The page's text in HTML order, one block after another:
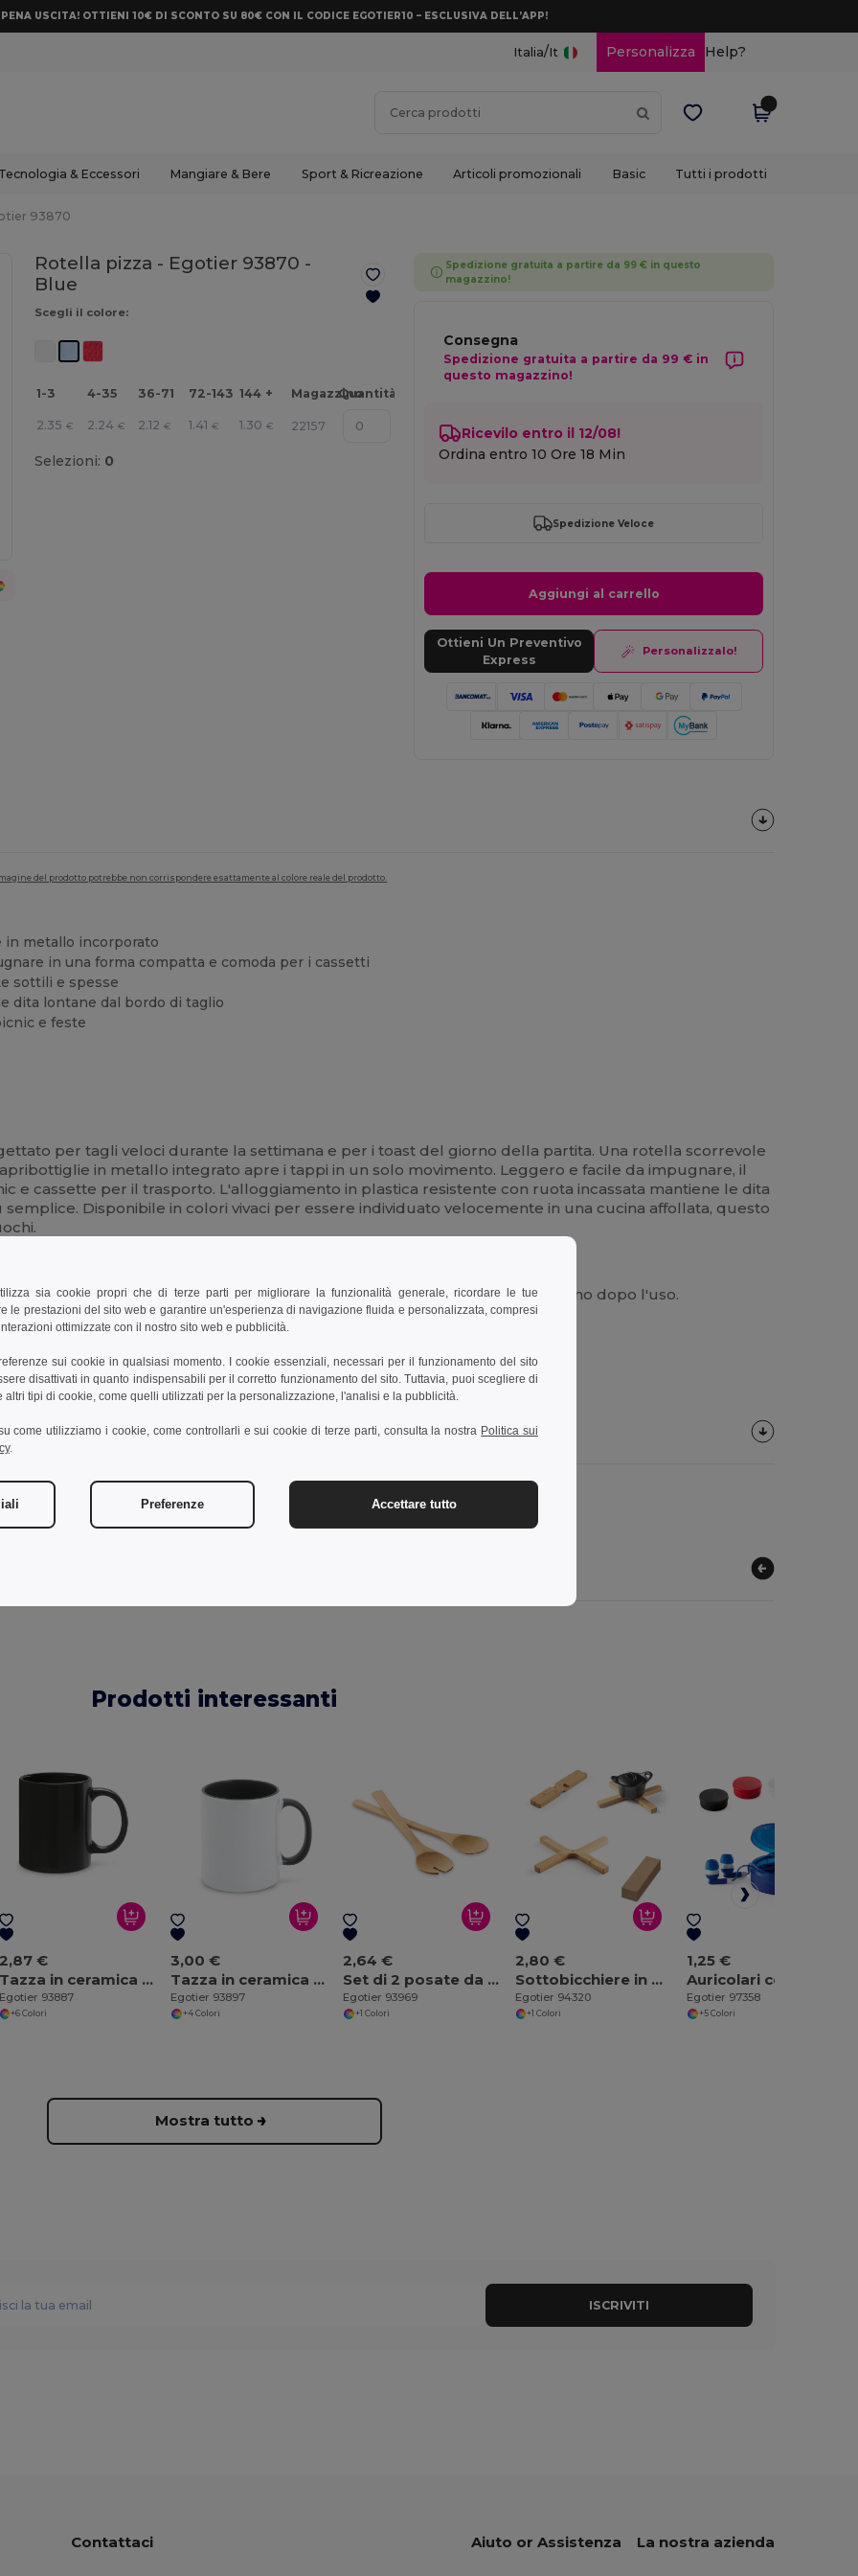
USCITA! OTTIENI 10€ DI SCONTO SU 80€ CON IL CODICE EGOTIER10 – ESCLUSIVA DELL’APP!
Italia/It Personalizza Help?
Tecnologia & Eccessori Mangiare & Bere Sport & Ricreazione Articoli promozionali Basic Tutti i prodotti
93870
Rotella pizza - Egotier 93870 -
Blue
Scegli il colore:
1-3 4-35 36-71 72-143 144 + MagazzinoQuantità
2.35 € 2.24 € 2.12 € 1.41 € 1.30 € 22157
Selezioni: 0
Spedizione gratuita a partire da 99 € in questo
magazzino!
Consegna
Spedizione gratuita a partire da 99 € in
questo magazzino!
Ricevilo entro il 12/08!
Ordina entro10 Ore 18 Min
Spedizione Veloce
Aggiungi al carrello
Ottieni Un Preventivo
Express
Personalizzalo!
del prodotto potrebbe non corrispondere esattamente al colore reale del prodotto.
in metallo incorporato
in una forma compatta e comoda per i cassetti
sottili e spesse
dita lontane dal bordo di taglio
e feste
per tagli veloci durante la settimana e per i toast del giorno della partita. Una rotella scorrevole
in metallo integrato apre i tappi in un solo movimento. Leggero e facile da impugnare, il
e cassette per il trasporto. L'alloggiamento in plastica resistente con ruota incassata mantiene le dita
Disponibile in colori vivaci per essere individuato velocemente in una cucina affollata, questo
avanti; capovolgerla e usare l'apriscatole per sollevare i tappi. Lavare a mano dopo l'uso.
Aggiungi un commento
Prodotti interessanti
2,87 €
Tazza in ceramica 350 mL
Egotier 93887
+6 Colori
3,00 €
Tazza in ceramica ideale per la sublimazione
Egotier 93897
+4 Colori
2,64 €
Set di 2 posate da insalata
Egotier 93969
+1 Colori
2,80 €
Sottobicchiere in bambù
Egotier 94320
+1 Colori
1,25 €
Egotier 97358
+5 Colori
Mostra tutto
ISCRIVITI
Contattaci Aiuto or Assistenza La nostra azienda
sia cookie propri che di terze parti per migliorare la funzionalità generale, ricordare le tue
le prestazioni del sito web e garantire un'esperienza di navigazione fluida e personalizzata, compresi
ottimizzate con il nostro sito web e pubblicità.
sui cookie in qualsiasi momento. I cookie essenziali, necessari per il funzionamento del sito
disattivati in quanto indispensabili per il corretto funzionamento del sito. Tuttavia, puoi scegliere di
altri tipi di cookie, come quelli utilizzati per la personalizzazione, l'analisi e la pubblicità.
come utilizziamo i cookie, come controllarli e sui cookie di terze parti, consulta la nostra Politica sui
.
Preferenze Accettare tutto